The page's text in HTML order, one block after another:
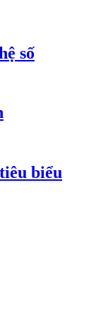
số
biểu